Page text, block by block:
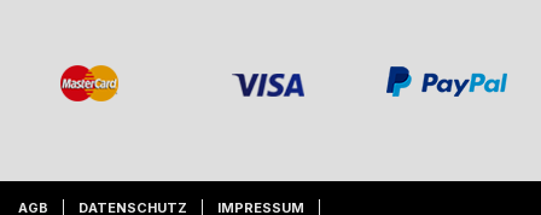
AGB DATENSCHUTZ IMPRESSUM